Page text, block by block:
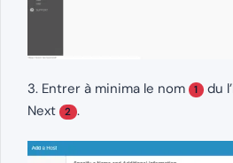
3. Entrer à minima le nom 1 du
Next
2 .